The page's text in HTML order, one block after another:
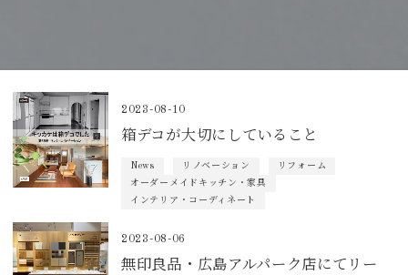
2023-08-10
箱デコが大切にしていること
News リノベーション
リフォーム
オーダーメイドキッチン・家具
インテリア・コーディネート
2023-08-06
無印良品・広島アルパーク店にてリー